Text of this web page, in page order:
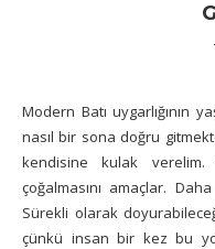
Modern Batı uygarlığının
nasıl bir sona doğru
kendisine kulak verelim.
çoğalmasını amaçlar.
Sürekli olarak
çünkü insan bir kez bu